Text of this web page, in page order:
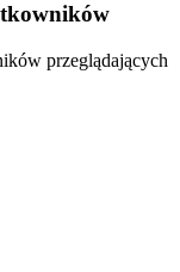
przeglądających